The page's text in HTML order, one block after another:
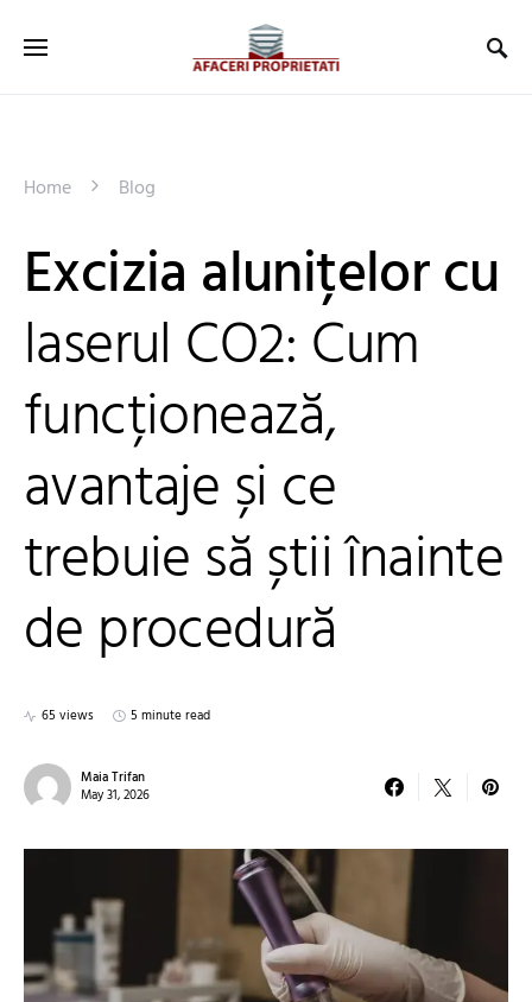
Home Blog
Excizia alunițelor cu
laserul CO2: Cum
funcționează,
avantaje și ce
trebuie să știi înainte
de procedură
65 views 5 minute read
Maia Trifan
May 31, 2026